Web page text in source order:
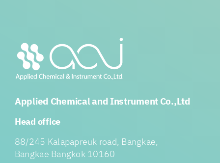
Applied Chemical and Instrument Co.,Ltd
Head office
88/245 Kalapapreuk road, Bangkae,
Bangkae Bangkok 10160